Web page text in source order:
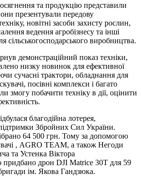
та продукцію представили
презентували передову
новітні засоби захисту рослин,
ведення агробізнесу та інші
сільськогосподарського виробництва.
демонстраційний показ техніки,
низку новинок для ефективної
сучасні трактори, обладнання для
посівні комплекси і багато
змогу побачити техніку в дії, оцінити
благодійна лотерея,
Збройних Сил України.
64 500 грн. Тому за допомогою
, AGRO TEAM, а також Негоди
та Устенка Віктора
придбано дрон DJI Matrice 30T для 59
ім. Якова Гандзюка.